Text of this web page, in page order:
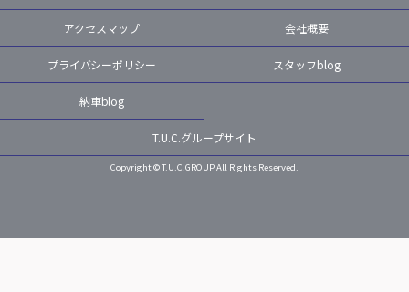
アクセスマップ 会社概要
プライバシーポリシー スタッフblog
納車blog
T.U.C.グループサイト
Copyright © T.U.C.GROUP All Rights Reserved.